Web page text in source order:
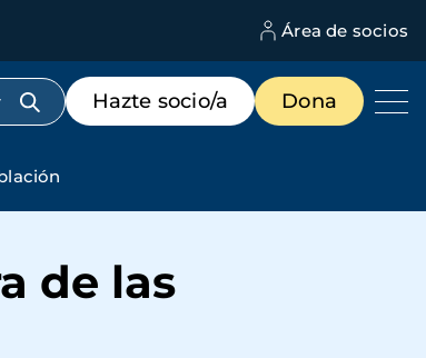
Área de socios
Menú
de
destacados
Hazte socio/a Dona
de las